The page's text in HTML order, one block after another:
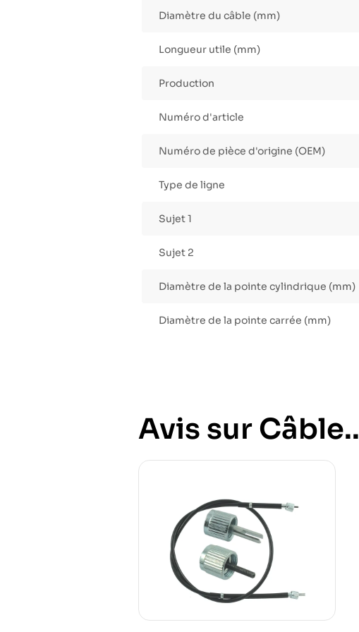
Diamètre du câble (mm)
Longueur utile (mm)
Production
Numéro d'article
Numéro de pièce d'origine (OEM)
Type de ligne
Sujet 1
Sujet 2
Diamètre de la pointe cylindrique (mm)
Diamètre de la pointe carrée (mm)
Avis sur Câble..